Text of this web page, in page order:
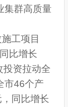
集群高质量
工项目
比增长
投资拉动全
市46个产
同比增长